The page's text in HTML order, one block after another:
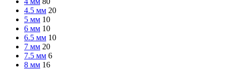
4.5 мм 20
5 мм 10
6 мм 10
6.5 мм 10
7 мм 20
7.5 мм 6
8 мм 16